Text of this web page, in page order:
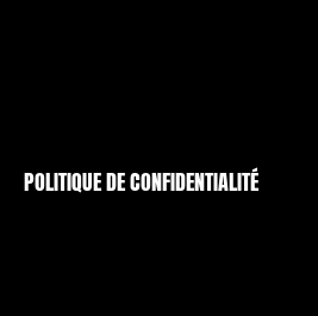
POLITIQUE DE CONFIDENTIALITÉ